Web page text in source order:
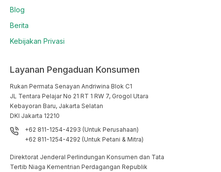
Blog
Berita
Kebijakan Privasi
Layanan Pengaduan Konsumen
Rukan Permata Senayan Andriwina Blok C1
JL Tentara Pelajar No 21 RT 1 RW 7, Grogol Utara
Kebayoran Baru, Jakarta Selatan
DKI Jakarta 12210
+62 811-1254-4293 (Untuk Perusahaan)
+62 811-1254-4292 (Untuk Petani & Mitra)
Direktorat Jenderal Perlindungan Konsumen dan Tata
Tertib Niaga Kementrian Perdagangan Republik